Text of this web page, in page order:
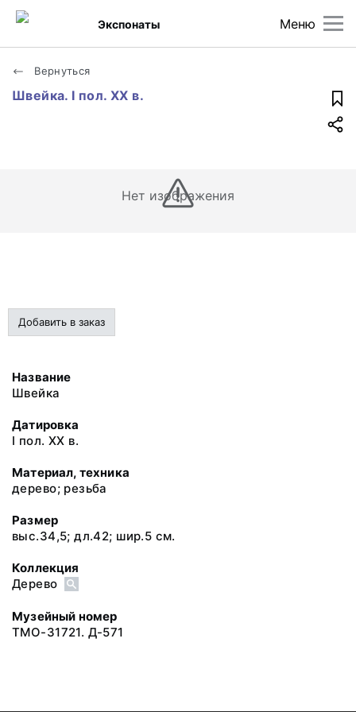
Меню
Экспонаты
Вернуться
Швейка. I пол. XX в.
Нет изображения
Добавить в заказ
Название
Швейка
Датировка
I пол. XX в.
Материал, техника
дерево; резьба
Размер
выс.34,5; дл.42; шир.5 см.
Коллекция
Дерево
Музейный номер
ТМО-31721. Д-571